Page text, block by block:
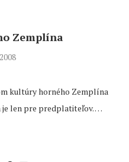
Zemplína
kultúry horného Zemplína
len pre predplatiteľov. …